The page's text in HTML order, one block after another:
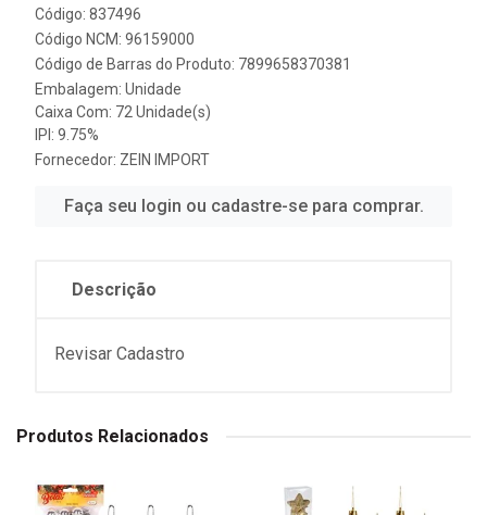
Código: 837496
Código NCM: 96159000
Código de Barras do Produto: 7899658370381
Embalagem: Unidade
Caixa Com: 72 Unidade(s)
IPI: 9.75%
Fornecedor: ZEIN IMPORT
Faça seu login ou cadastre-se para comprar.
Descrição
Revisar Cadastro
Produtos Relacionados